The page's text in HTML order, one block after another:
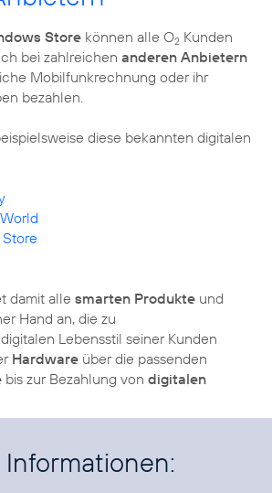
Store können alle O2 Kunden
bei zahlreichen anderen Anbietern
Mobilfunkrechnung oder ihr
bezahlen.
diese bekannten digitalen
damit alle smarten Produkte und
Hand an, die zu
Lebensstil seiner Kunden
Hardware über die passenden
bis zur Bezahlung von digitalen